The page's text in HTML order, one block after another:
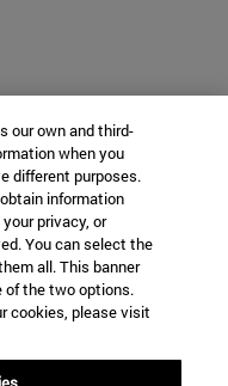
our own and third-
when you
different purposes.
information
privacy, or
You can select the
all. This banner
of the two options.
cookies, please visit